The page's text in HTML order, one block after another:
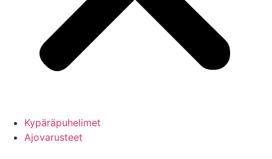
Kypäräpuhelimet
Ajovarusteet